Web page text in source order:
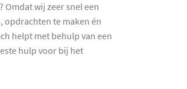
wij zeer snel een
opdrachten te maken én
helpt met behulp van een
hulp voor bij het